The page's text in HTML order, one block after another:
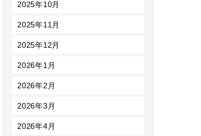
2025年10月
2025年11月
2025年12月
2026年1月
2026年2月
2026年3月
2026年4月